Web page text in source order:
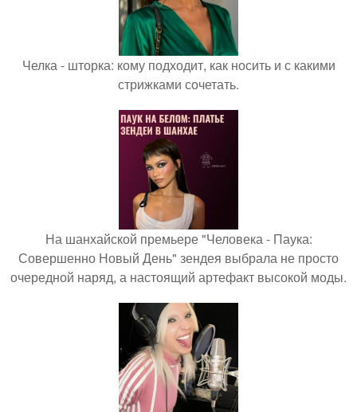
Челка - шторка: кому подходит, как носить и с какими
стрижками сочетать.
На шанхайской премьере "Человека - Паука:
Совершенно Новый День" зендея выбрала не просто
очередной наряд, а настоящий артефакт высокой моды.